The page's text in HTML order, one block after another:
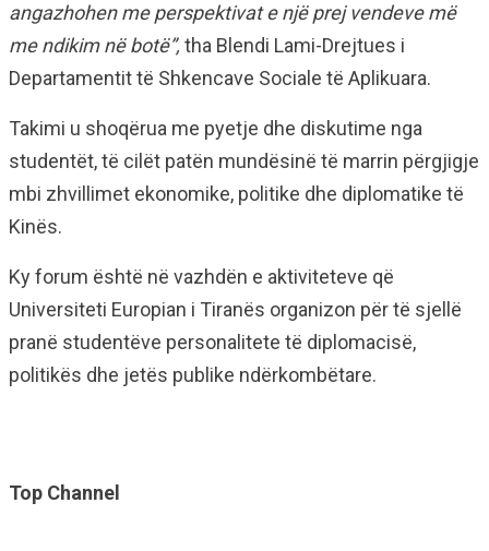
angazhohen me perspektivat e një prej vendeve më
me ndikim në botë”, tha Blendi Lami-Drejtues i
Departamentit të Shkencave Sociale të Aplikuara.
Takimi u shoqërua me pyetje dhe diskutime nga
studentët, të cilët patën mundësinë të marrin përgjigje
mbi zhvillimet ekonomike, politike dhe diplomatike të
Kinës.
Ky forum është në vazhdën e aktiviteteve që
Universiteti Europian i Tiranës organizon për të sjellë
pranë studentëve personalitete të diplomacisë,
politikës dhe jetës publike ndërkombëtare.
Top Channel